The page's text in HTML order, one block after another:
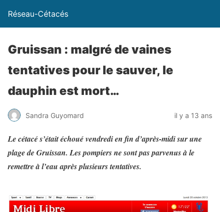
Réseau-Cétacés
Gruissan : malgré de vaines
tentatives pour le sauver, le
dauphin est mort…
Sandra Guyomard il y a 13 ans
Le cétacé s’était échoué vendredi en fin d’après-midi sur une
plage de Gruissan. Les pompiers ne sont pas parvenus à le
remettre à l’eau après plusieurs tentatives.